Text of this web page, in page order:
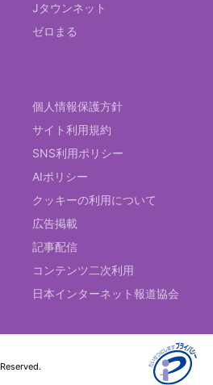
Jタウンネット
ゼロまる
個人情報保護方針
サイト利用規約
SNS利用ポリシー
AIポリシー
クッキーの利用について
広告掲載
記事配信
コンテンツ二次利用
日本インターネット報道協会